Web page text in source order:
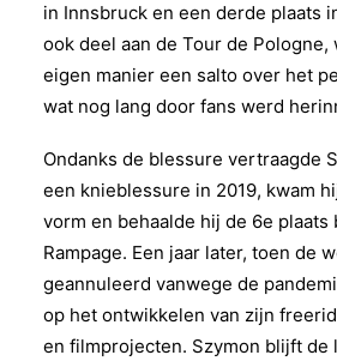
in Innsbruck en een derde plaats
ook deel aan de Tour de Pologne,
eigen manier een salto over het
wat nog lang door fans werd
Ondanks de blessure vertraagde
een knieblessure in 2019, kwam
vorm en behaalde hij de 6e plaats
Rampage. Een jaar later, toen de
geannuleerd vanwege de
op het ontwikkelen van zijn
en filmprojecten. Szymon blijft de